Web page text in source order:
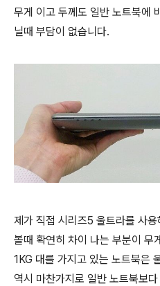
무게 이고 두께도 일반 노트북에
닐때 부담이 없습니다.
제가 직접 시리즈5 울트라를 사
볼때 확연히 차이 나는 부분이 무
1KG 대를 가지고 있는 노트북은
역시 마찬가지로 일반 노트북보